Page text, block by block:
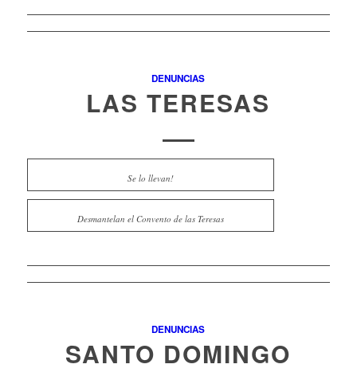
DENUNCIAS
LAS TERESAS
Se lo llevan!
Desmantelan el Convento de las Teresas
DENUNCIAS
SANTO DOMINGO